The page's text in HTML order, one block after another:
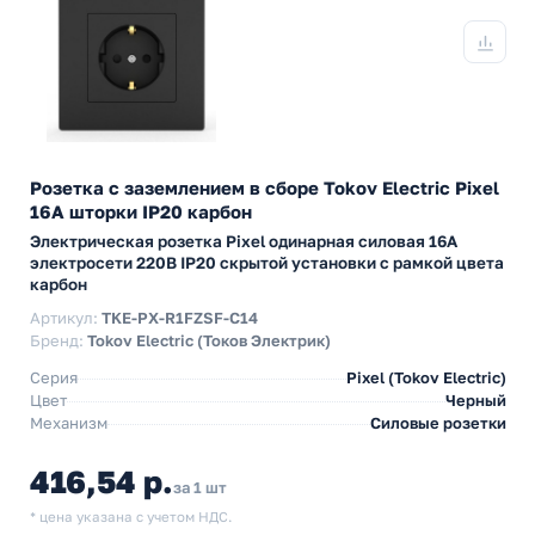
Розетка с заземлением в сборе Tokov Electric Pixel
16А шторки IP20 карбон
Электрическая розетка Pixel одинарная силовая 16А
электросети 220В IP20 скрытой установки с рамкой цвета
карбон
Артикул: TKE-PX-R1FZSF-C14
Бренд: Tokov Electric (Токов Электрик)
Серия
Pixel (Tokov Electric)
Цвет
Черный
Механизм
Силовые розетки
416,54 р.за 1 шт
* цена указана с учетом НДС.